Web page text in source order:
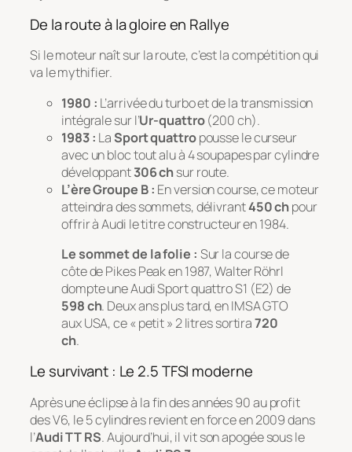
De la route à la gloire en Rallye
Si le moteur naît sur la route, c’est la compétition qui
va le mythifier.
1980 : L’arrivée du turbo et de la transmission
intégrale sur l’Ur-quattro(200 ch).
1983 : LaSport quattropousse le curseur
avec un bloc tout alu à 4 soupapes par cylindre
développant306 chsur route.
L’ère Groupe B : En version course, ce moteur
atteindra des sommets, délivrant450 chpour
offrir à Audi le titre constructeur en 1984.
Le sommet de la folie : Sur la course de
côte de Pikes Peak en 1987, Walter Röhrl
dompte une Audi Sport quattro S1 (E2) de
598 ch. Deux ans plus tard, en IMSA GTO
aux USA, ce « petit » 2 litres sortira720
ch.
Le survivant : Le 2.5 TFSI moderne
Après une éclipse à la fin des années 90 au profit
des V6, le 5 cylindres revient en force en 2009 dans
l’Audi TT RS. Aujourd’hui, il vit son apogée sous le